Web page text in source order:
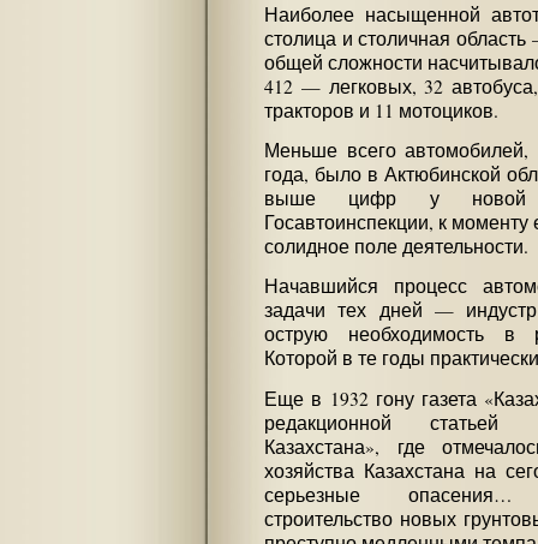
Наиболее насыщенной
столица и столичная
общей сложности
412 — легковых, 32
тракторов и 11 мотоциков.
Меньше всего автомобилей,
года, было в Актюбинской
выше цифр у новой
Госавтоинспекции, к
солидное поле деятельности.
Начавшийся процесс
задачи тех дней —
острую необходимость в
Которой в те годы
Еще в 1932 гону газета
редакционной статьей
Казахстана», где
хозяйства Казахстана на
серьезные опасения…
строительство новых